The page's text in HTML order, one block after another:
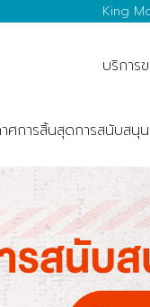
King
บริการ
าศการสิ้นสุดการสนับส